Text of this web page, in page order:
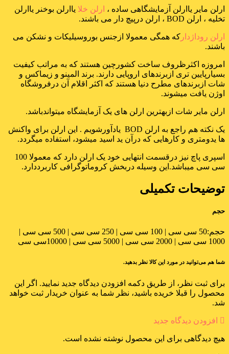
ارلن مایر یاارلن آزمایشگاهی ساده ، ارلن خلا یاارلن بوخنر یاارلن
تخلیه ، ارلن BOD ، ارلن درپیچ دار می باشند.
ارلن روداژدار که همگی معمولا ازجنس بوروسیلیکات و نشکن می
باشند.
امروزه اکثرظروف ساخت کشورچین هستند که به مراتب کیفیت
بسیارپایین تری ازبرندهای اروپایی دارند. برند المینو و زیماکس و
شات ازبرندهای مطرح دنیا هستند که اکثر اقلام آن درفروشگاه
اوژن یافت میشوند.
ارلن مایر شات ازبهترین ارلن های یک آزمایشگاه میتواندباشد.
یک نکته هم راجع به ارلن BOD یادآورشویم . این ارلن برای واکنش
ها یدومتری و کارهایی که درآن ید اسید میشود، استفاده میگردد.
اسپری پاچ نیز درقسمت انتهایی خود یک ارلن دارد که معمولا 100
سی سی میباشد.این وسیله دربخش کروماتوگرافی کاربرددارد.
توضیحات تکمیلی
حجم
حجم:
50 سی سی | 100 سی سی | 250 سی سی | 500 سی سی |
1000 سی سی | 2000 سی سی | 5000 سی سی | 10000سی سی
شما هم می‌توانید در مورد این کالا نظر بدهید.
برای ثبت نظر، از طریق دکمه افزودن دیدگاه جدید نمایید. اگر این
محصول را قبلا خریده باشید، نظر شما به عنوان خریدار ثبت خواهد
شد.
افزودن دیدگاه جدید
هیچ دیدگاهی برای این محصول نوشته نشده است.